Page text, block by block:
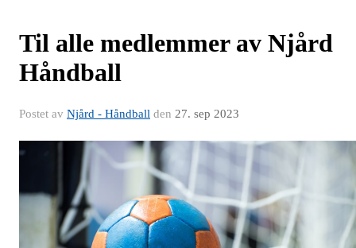
Til alle medlemmer av Njård
Håndball
Postet av Njård - Håndball den 27. sep 2023